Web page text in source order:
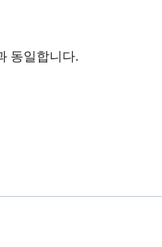
동일합니다.